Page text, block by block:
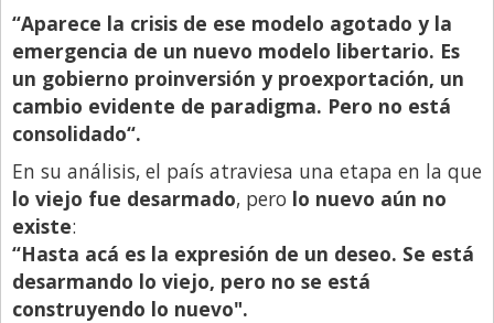
“Aparece la crisis de ese modelo agotado y la
emergencia de un nuevo modelo libertario. Es
un gobierno proinversión y proexportación, un
cambio evidente de paradigma. Pero no está
consolidado“.
En su análisis, el país atraviesa una etapa en la que
lo viejo fue desarmado, pero lo nuevo aún no
existe:
“Hasta acá es la expresión de un deseo. Se está
desarmando lo viejo, pero no se está
construyendo lo nuevo".